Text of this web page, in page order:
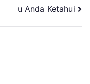
u Anda Ketahui